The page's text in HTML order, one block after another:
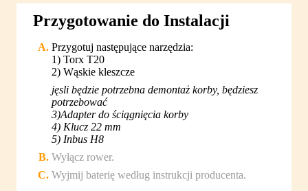
Przygotowanie do Instalacji
Przygotuj następujące narzędzia:
1) Torx T20
2) Wąskie kleszcze
jęsli będzie potrzebna demontaż korby, będziesz
potrzebować
3)Adapter do ściągnięcia korby
4) Klucz 22 mm
5) Inbus H8
Wyłącz rower.
Wyjmij baterię według instrukcji producenta.